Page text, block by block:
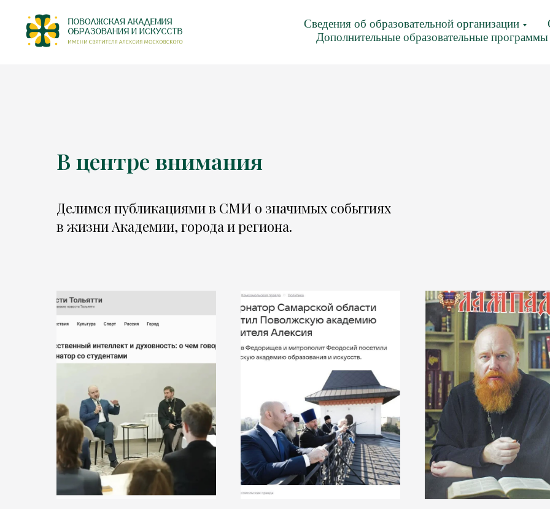
Сведения об образовательной организации
Дополнительные образовательные программы
В центре внимания
Делимся публикациями в СМИ о значимых событиях
в жизни Академии, города и региона.